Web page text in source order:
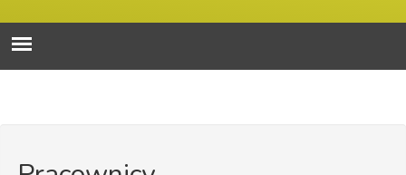
wyszukiwania